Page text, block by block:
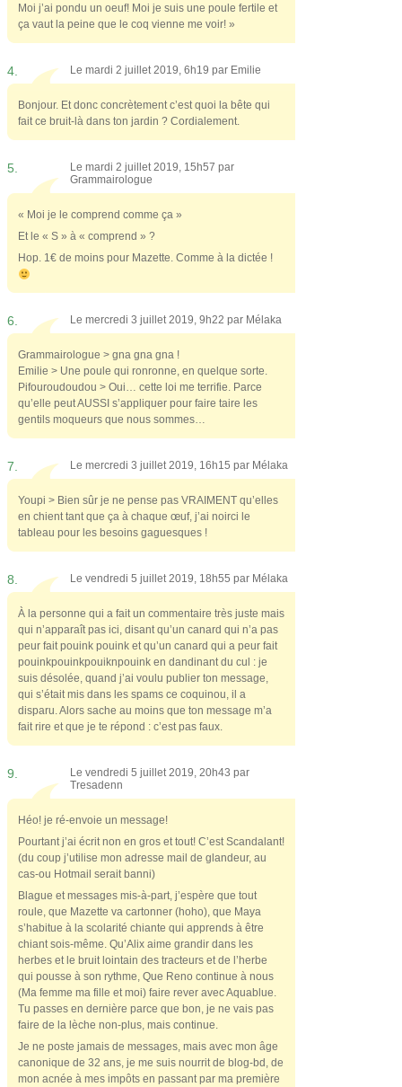
Moi j’ai pondu un oeuf! Moi je suis une poule fertile et
ça vaut la peine que le coq vienne me voir! »
4. Le mardi 2 juillet 2019, 6h19 par Emilie
Bonjour. Et donc concrètement c’est quoi la bête qui
fait ce bruit-là dans ton jardin ? Cordialement.
5.
Le mardi 2 juillet 2019, 15h57 par
Grammairologue
« Moi je le comprend comme ça »
Et le « S » à « comprend » ?
Hop. 1€ de moins pour Mazette. Comme à la dictée !
6. Le mercredi 3 juillet 2019, 9h22 par Mélaka
Grammairologue > gna gna gna !
Emilie > Une poule qui ronronne, en quelque sorte.
Pifouroudoudou > Oui… cette loi me terrifie. Parce
qu’elle peut AUSSI s’appliquer pour faire taire les
gentils moqueurs que nous sommes…
7. Le mercredi 3 juillet 2019, 16h15 par Mélaka
Youpi > Bien sûr je ne pense pas VRAIMENT qu’elles
en chient tant que ça à chaque œuf, j’ai noirci le
tableau pour les besoins gaguesques !
8. Le vendredi 5 juillet 2019, 18h55 par Mélaka
À la personne qui a fait un commentaire très juste mais
qui n’apparaît pas ici, disant qu’un canard qui n’a pas
peur fait pouink pouink et qu’un canard qui a peur fait
pouinkpouinkpouiknpouink en dandinant du cul : je
suis désolée, quand j’ai voulu publier ton message,
qui s’était mis dans les spams ce coquinou, il a
disparu. Alors sache au moins que ton message m’a
fait rire et que je te répond : c’est pas faux.
9.
Le vendredi 5 juillet 2019, 20h43 par
Tresadenn
Héo! je ré-envoie un message!
Pourtant j’ai écrit non en gros et tout! C’est Scandalant!
(du coup j’utilise mon adresse mail de glandeur, au
cas-ou Hotmail serait banni)
Blague et messages mis-à-part, j’espère que tout
roule, que Mazette va cartonner (hoho), que Maya
s’habitue à la scolarité chiante qui apprends à être
chiant sois-même. Qu’Alix aime grandir dans les
herbes et le bruit lointain des tracteurs et de l’herbe
qui pousse à son rythme, Que Reno continue à nous
(Ma femme ma fille et moi) faire rever avec Aquablue.
Tu passes en dernière parce que bon, je ne vais pas
faire de la lèche non-plus, mais continue.
Je ne poste jamais de messages, mais avec mon âge
canonique de 32 ans, je me suis nourrit de blog-bd, de
mon acnée à mes impôts en passant par ma première